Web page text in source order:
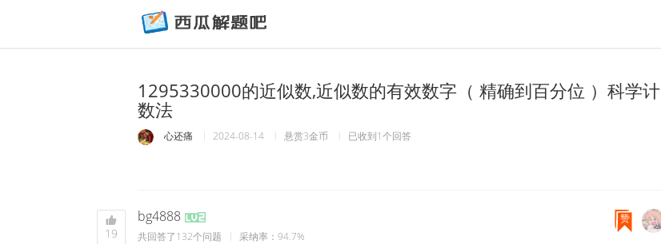
1295330000的近似数,近似数的有效数字（ 精确到百分位 ）科学计
数法
心还痛 2024-08-14 悬赏3金币 已收到1个回答
赞
bg4888
共回答了132个问题 采纳率：94.7%
19